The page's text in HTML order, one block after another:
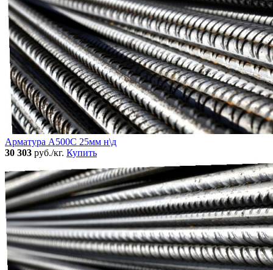
Арматура А500С 25мм н\д
30 303 руб./кг. Купить